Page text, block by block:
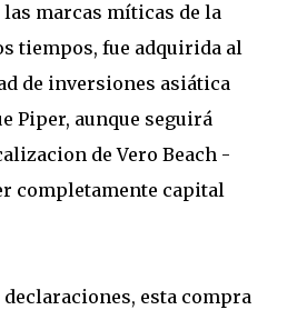
las marcas míticas de la
tiempos, fue adquirida al
de inversiones asiática
Piper, aunque seguirá
de Vero Beach -
completamente capital
esta compra